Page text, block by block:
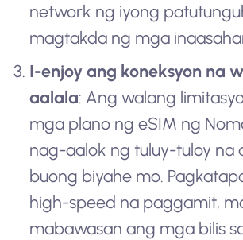
network ng iyong
magtakda ng mga
I-enjoy ang koneksyon na
aalala: Ang walang
mga plano ng eSIM ng
nag-aalok ng tuluy-tuloy na
buong biyahe mo.
high-speed na paggamit,
mabawasan ang mga bilis